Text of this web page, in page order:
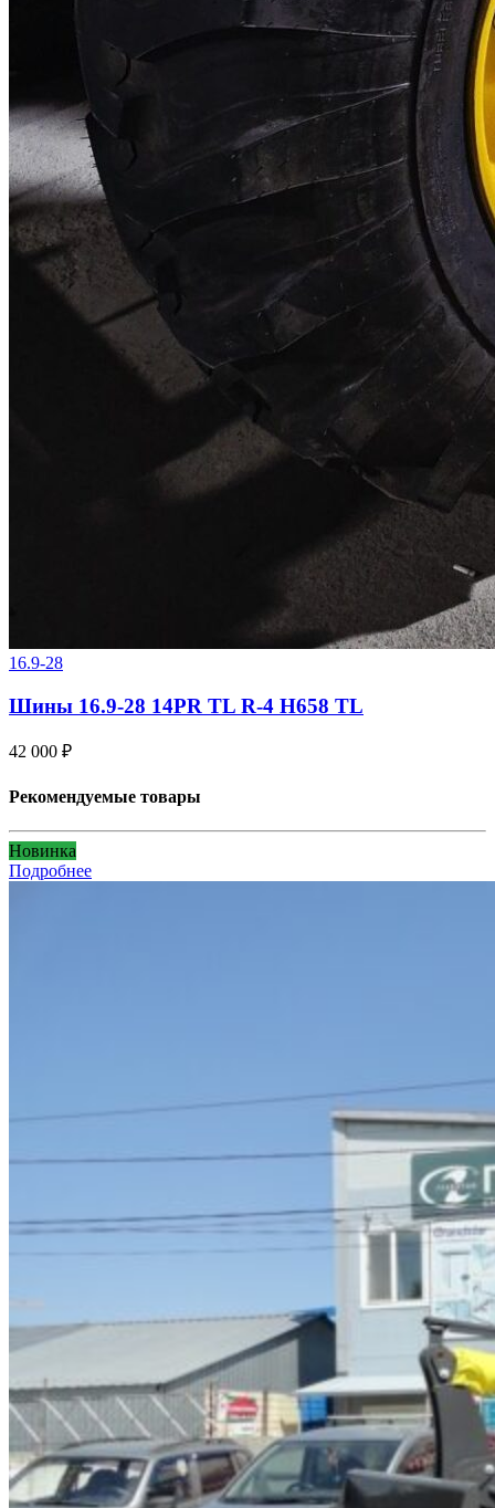
16.9-28
Шины 16.9-28 14PR TL R-4 H658 TL
42 000 ₽
Рекомендуемые товары
Новинка
Подробнее